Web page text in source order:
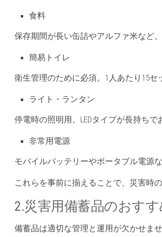
食料
保存期間が長い缶詰やアルファ米など
簡易トイレ
衛生管理のために必須。1人あたり15セ
ライト・ランタン
停電時の照明用。LEDタイプが長持ちで
非常用電源
モバイルバッテリーやポータブル電源
これらを事前に揃えることで、災害時
2.災害用備蓄品のおす
備蓄品は適切な管理と運用が欠かせま